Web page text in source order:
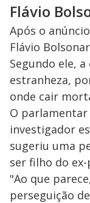
Flávio
Após o
Flávio
Segundo ele,
estranheza,
onde cair
O
investigador
sugeriu uma
ser filho do
"Ao que
perseguição